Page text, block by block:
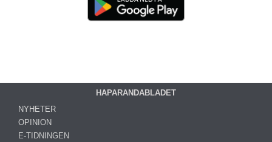
HAPARANDABLADET
NYHETER
OPINION
E-TIDNINGEN